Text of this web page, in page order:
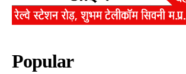
Popular